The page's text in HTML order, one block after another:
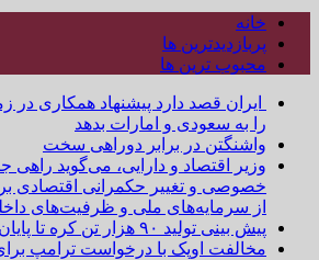
خانه
پربازدیدترین ها
محبوب ترین ها
ایران قصد دارد پیشنهاد همکاری در
را به سعودی و امارات بدهد
واشنگتن در برابر دوراهی سخت
وزیر اقتصاد و دارایی، می‌گوید
خصوصی و تغییر حکمرانی اقتصادی
از سرمایه‌های ملی و ظرفیت‌های
پیش بینی تولید ۹۰ هزار تن کره تا پایان سال
مخالفت اوپک با درخواست ترامپ